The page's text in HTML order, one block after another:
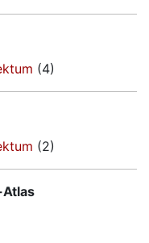
(4)
(2)